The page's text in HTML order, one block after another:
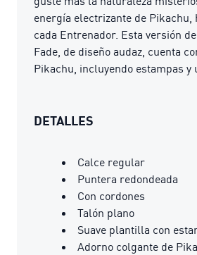
energía electrizante de Pikachu,
cada Entrenador. Esta versión
Fade, de diseño audaz, cuenta
Pikachu, incluyendo estampas y
DETALLES
Calce regular
Puntera redondeada
Con cordones
Talón plano
Suave plantilla con
Adorno colgante de